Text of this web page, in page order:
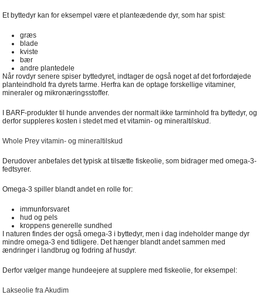
Et byttedyr kan for eksempel være et planteædende dyr, som har spist:
græs
blade
kviste
bær
andre plantedele
Når rovdyr senere spiser byttedyret, indtager de også noget af det forfordøjede
planteindhold fra dyrets tarme. Herfra kan de optage forskellige vitaminer,
mineraler og mikronæringsstoffer.
I BARF-produkter til hunde anvendes der normalt ikke tarminhold fra byttedyr, og
derfor suppleres kosten i stedet med et vitamin- og mineraltilskud.
Whole Prey vitamin- og mineraltilskud
Derudover anbefales det typisk at tilsætte fiskeolie, som bidrager med omega-3-
fedtsyrer.
Omega-3 spiller blandt andet en rolle for:
immunforsvaret
hud og pels
kroppens generelle sundhed
I naturen findes der også omega-3 i byttedyr, men i dag indeholder mange dyr
mindre omega-3 end tidligere. Det hænger blandt andet sammen med
ændringer i landbrug og fodring af husdyr.
Derfor vælger mange hundeejere at supplere med fiskeolie, for eksempel:
Lakseolie fra Akudim